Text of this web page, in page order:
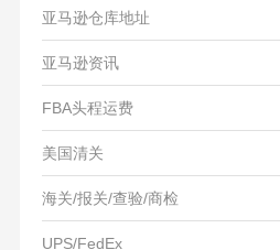
亚马逊仓库地址
亚马逊资讯
FBA头程运费
美国清关
海关/报关/查验/商检
UPS/FedEx